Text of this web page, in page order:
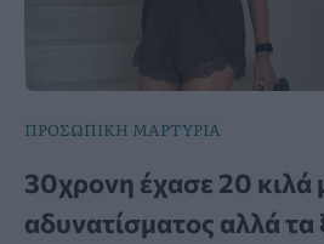
ΠΡΟΣΩΠΙΚΗ ΜΑΡΤΥΡΙΑ
30χρονη έχασε 20 κιλά
αδυνατίσματος αλλά